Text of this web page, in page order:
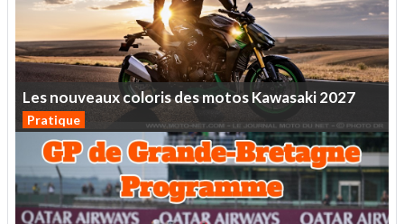
LesnouveauxcolorisdesmotosKawasaki2027
Pratique